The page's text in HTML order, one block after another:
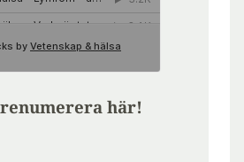
här!